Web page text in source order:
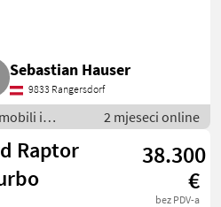
Sebastian Hauser
9833 Rangersdorf
i
/ Motori
2 mjeseci online
Raptor
38.300
€
bez PDV-a